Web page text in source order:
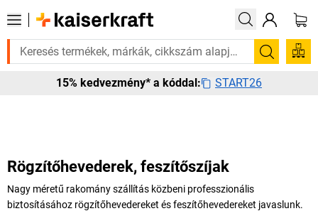
rá? Válogatott bestseller termékeinket 3–4 munkanapon belül
Keresés
15% kedvezmény* a kóddal: START26
Rögzítőhevederek, feszítőszíjak
Nagy méretű rakomány szállítás közbeni professzionális
biztosításához rögzítőhevedereket és feszítőhevedereket javaslunk.